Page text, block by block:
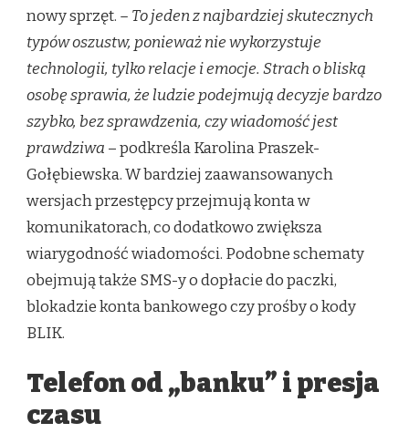
nowy sprzęt. – To jeden z najbardziej skutecznych
typów oszustw, ponieważ nie wykorzystuje
technologii, tylko relacje i emocje. Strach o bliską
osobę sprawia, że ludzie podejmują decyzje bardzo
szybko, bez sprawdzenia, czy wiadomość jest
prawdziwa – podkreśla Karolina Praszek-
Gołębiewska. W bardziej zaawansowanych
wersjach przestępcy przejmują konta w
komunikatorach, co dodatkowo zwiększa
wiarygodność wiadomości. Podobne schematy
obejmują także SMS-y o dopłacie do paczki,
blokadzie konta bankowego czy prośby o kody
BLIK.
Telefon od „banku” i presja
czasu